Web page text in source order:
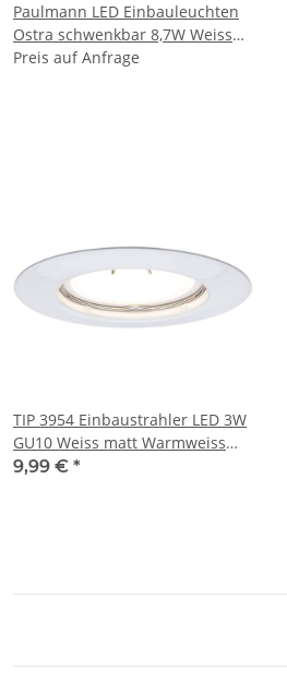
Paulmann LED Einbauleuchten
Ostra schwenkbar 8,7W Weiss
matt/ Alu IP44 Warmweiss
Preis auf Anfrage
TIP 3954 Einbaustrahler LED 3W
GU10 Weiss matt Warmweiss
Starr inkl. Leuchtmittel
9,99 € *